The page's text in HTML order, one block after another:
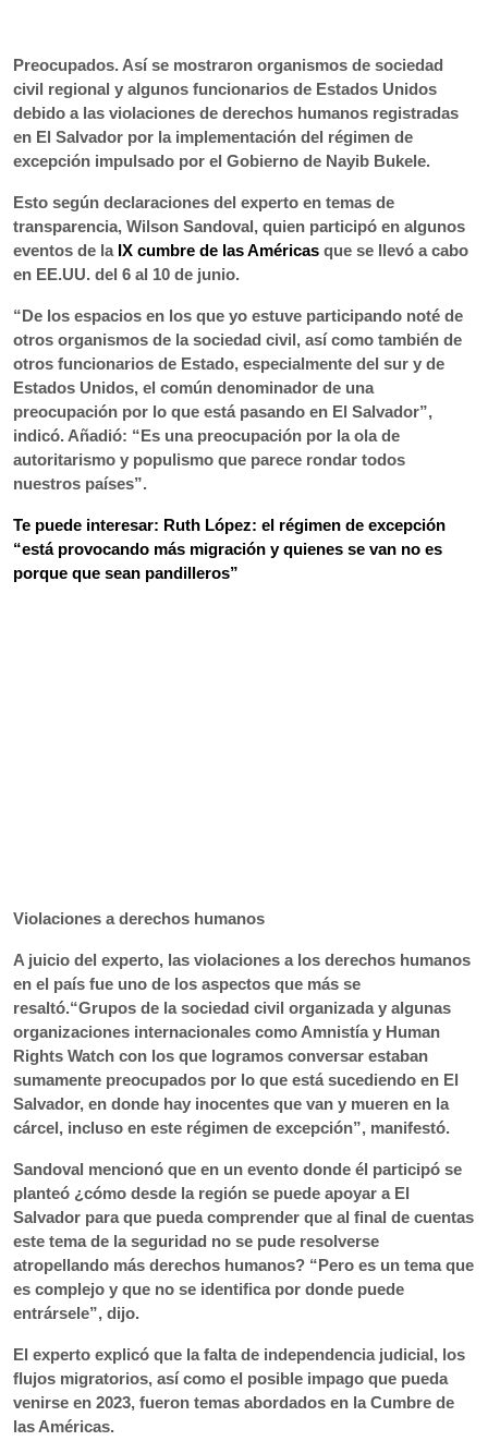
Escuchar artículo
Preocupados. Así se mostraron organismos de sociedad
civil regional y algunos funcionarios de Estados Unidos
debido a las violaciones de derechos humanos registradas
en El Salvador por la implementación del régimen de
excepción impulsado por el Gobierno de Nayib Bukele.
Esto según declaraciones del experto en temas de
transparencia, Wilson Sandoval, quien participó en algunos
eventos de laIX cumbre de las Américas que se llevó a cabo
en EE.UU. del 6 al 10 de junio.
“De los espacios en los que yo estuve participando noté de
otros organismos de la sociedad civil, así como también de
otros funcionarios de Estado, especialmente del sur y de
Estados Unidos, el común denominador de una
preocupación por lo que está pasando en El Salvador”,
indicó. Añadió: “Es una preocupación por la ola de
autoritarismo y populismo que parece rondar todos
nuestros países”.
Te puede interesar: Ruth López: el régimen de excepción
“está provocando más migración y quienes se van no es
porque que sean pandilleros”
Violaciones a derechos humanos
A juicio del experto, las violaciones a los derechos humanos
en el país fue uno de los aspectos que más se
resaltó.“Grupos de la sociedad civil organizada y algunas
organizaciones internacionales como Amnistía y Human
Rights Watch con los que logramos conversar estaban
sumamente preocupados por lo que está sucediendo en El
Salvador, en donde hay inocentes que van y mueren en la
cárcel, incluso en este régimen de excepción”, manifestó.
Sandoval mencionó que en un evento donde él participó se
planteó ¿cómo desde la región se puede apoyar a El
Salvador para que pueda comprender que al final de cuentas
este tema de la seguridad no se pude resolverse
atropellando más derechos humanos? “Pero es un tema que
es complejo y que no se identifica por donde puede
entrársele”, dijo.
El experto explicó que la falta de independencia judicial, los
flujos migratorios, así como el posible impago que pueda
venirse en 2023, fueron temas abordados en la Cumbre de
las Américas.